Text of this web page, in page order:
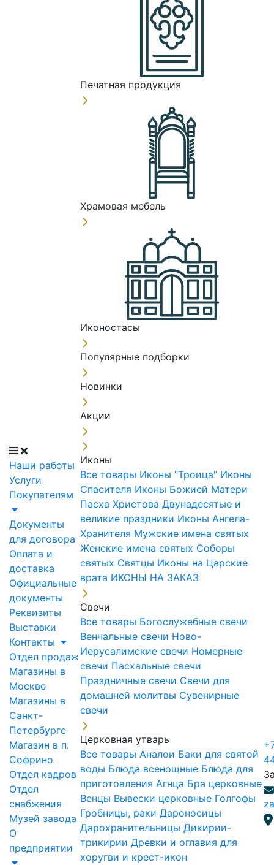
Наши работы
Услуги
Покупателям
Документы
для договора
Оплата и
доставка
Официальные
документы
Реквизиты
Выставки
Контакты
Отдел продаж
Магазины в
Москве
Магазины в
Санкт-
Петербурге
Магазин в п.
Софрино
Отдел кадров
Отдел
снабжения
Музей завода
О
предприятии
Печатная продукция
Храмовая мебель
Иконостасы
Популярные подборки
Новинки
Акции
Иконы
Все товары Иконы "Троица" Иконы
Спасителя Иконы Божией Матери
Пасха Христова Двунадесятые и
великие праздники Иконы Ангела-
Хранителя Мужские имена святых
Женские имена святых Соборы
святых Святцы Иконы на Царские
врата ИКОНЫ НА ЗАКАЗ
Свечи
Все товары Богослужебные свечи
Венчальные свечи Ново-
Иерусалимские свечи Номерные
свечи Пасхальные свечи
Праздничные свечи Свечи для
домашней молитвы Сувенирные
свечи
Церковная утварь
Все товары Аналои Баки для святой
воды Блюда всенощные Блюда для
приготовления Агнца Бра церковные
Венцы Вывески церковные Голгофы
Гробницы, раки Дароносицы
Дарохранительницы Дикирии-
трикирии Древки и оглавия для
хоругви и крест-икон